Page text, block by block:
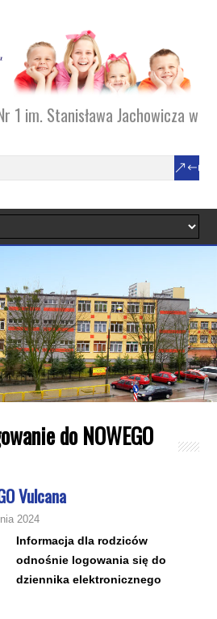
1 im. Stanisława Jachowicza w
do NOWEGO
Vulcana
2024
Informacja dla rodziców
odnośnie logowania się do
dziennika elektronicznego